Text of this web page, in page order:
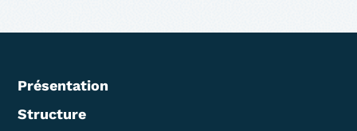
Présentation
Structure